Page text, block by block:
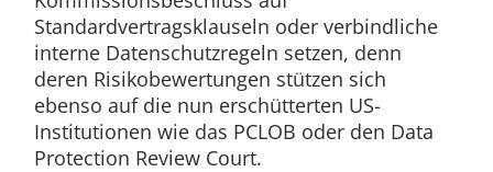
Standardvertragsklauseln oder verbindliche
interne Datenschutzregeln setzen, denn
deren Risikobewertungen stützen sich
ebenso auf die nun erschütterten US-
Institutionen wie das PCLOB oder den Data
Protection Review Court.